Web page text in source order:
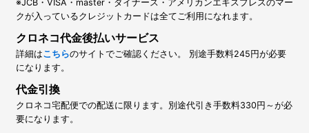
※JCB・VISA・master・ダイナース・アメリカンエキスプレスのマー
クが入っているクレジットカードは全てご利用になれます。
クロネコ代金後払いサービス
詳細はこちらのサイトでご確認ください。 別途手数料245円が必要
になります。
代金引換
クロネコ宅配便での配送に限ります。別途代引き手数料330円～が必
要になります。